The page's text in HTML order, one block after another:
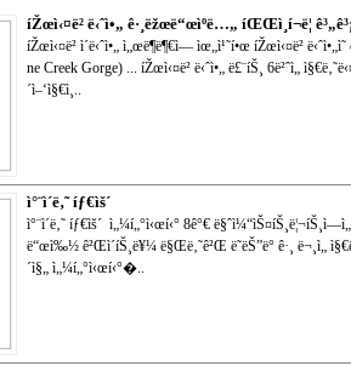
íŽœì‹¤ë² ë‹ˆì•„ ê·¸ëžœë“œìºë…„ íŒŒì¸í¬ë¦­
íŽœì‹¤ë² ì´ë‹ˆì•„ ì„œë¶ë¶€ì— ìœ„ì¹˜í•œ íŽœì‹¤ë²
ne Creek Gorge) ... íŽœì‹¤ë² ë‹ˆì•„ ë£¨íŠ¸ 6ë²ˆì„
´ì–‘ì§€ì¸..
ì°¨ì´ë‚˜ íƒ€ìš´
ì°¨ì´ë‚˜ íƒ€ìš´ ì„¼í„°ì‹œí‹° 8ê°€
ë“œì‰½ ê²Œì´íŠ¸ë¥¼ ë§Œë‚˜ê²Œ ë˜ëŠ”ë° ê·¸ ë¬¸ì„
´ì§„ ì„¼í„°ì‹œí‹°�..